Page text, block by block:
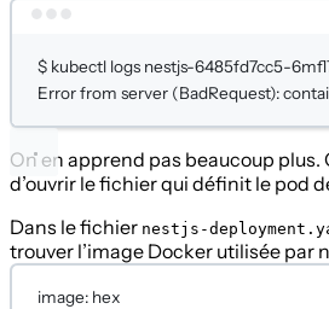
$ kubectl logs nestjs-6485fd7cc5-
Errorfrom server (BadRequest):
On en apprend pas beaucoup plus.
d’ouvrir le fichier qui définit le pod
Dans le fichier nestjs-
trouver l’image Docker utilisée par
image: hex